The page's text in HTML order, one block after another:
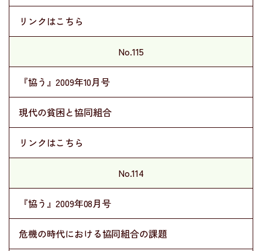
リンクはこちら
No.115
『協う』2009年10月号
現代の貧困と協同組合
リンクはこちら
No.114
『協う』2009年08月号
危機の時代における協同組合の課題